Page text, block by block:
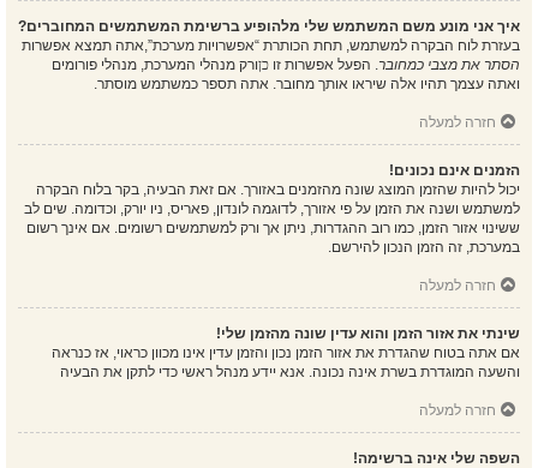
איך אני מונע משם המשתמש שלי מלהופיע ברשימת המשתמשים המחוברים?
בעזרת לוח הבקרה למשתמש, תחת הכותרת “אפשרויות מערכת”,אתה תמצא אפשרות
הסתר את מצבי כמחובר. הפעל אפשרות זו כןורק מנהלי המערכת, מנהלי פורומים
ואתה עצמך תהיו אלה שיראו אותך מחובר. אתה תספר כמשתמש מוסתר.
חזרה למעלה
הזמנים אינם נכונים!
יכול להיות שהזמן המוצג שונה מהזמנים באזורך. אם זאת הבעיה, בקר בלוח הבקרה
למשתמש ושנה את הזמן על פי אזורך, לדוגמה לונדון, פאריס, ניו יורק, וכדומה. שים לב
ששינוי אזור הזמן, כמו רוב ההגדרות, ניתן אך ורק למשתמשים רשומים. אם אינך רשום
במערכת, זה הזמן הנכון להירשם.
חזרה למעלה
שינתי את אזור הזמן והוא עדין שונה מהזמן שלי!
אם אתה בטוח שהגדרת את אזור הזמן נכון והזמן עדין אינו מכוון כראוי, אז כנראה
והשעה המוגדרת בשרת אינה נכונה. אנא יידע מנהל ראשי כדי לתקן את הבעיה
חזרה למעלה
השפה שלי אינה ברשימה!